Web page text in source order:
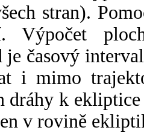
stran).
Výpočet
je časový
i mimo
dráhy k
v rovině